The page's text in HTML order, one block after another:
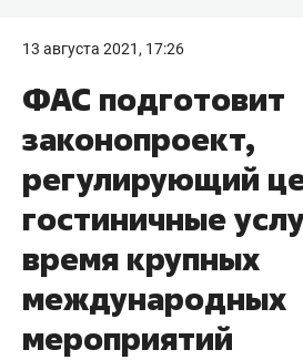
13 августа 2021, 17:26
ФАС подготовит
законопроект,
регулирующий
гостиничные
время крупных
международных
мероприятий